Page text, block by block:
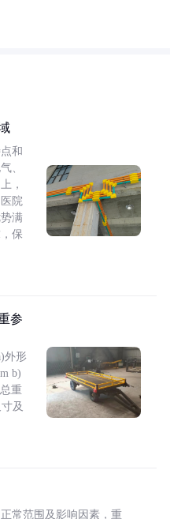
和
、
，
院
满
保
参
外形
b)
重
及
常范围及影响因素，重